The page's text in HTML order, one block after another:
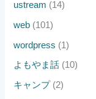
ustream (14)
web (101)
wordpress (1)
よもやま話 (10)
キャンプ(2)